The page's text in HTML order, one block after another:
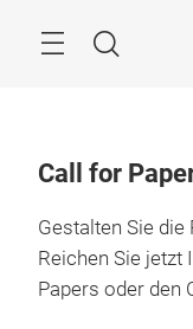
Suche
Call for
Gestalten Sie
Reichen Sie jetzt
Papers oder den